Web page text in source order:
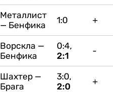
Металлист
— Бенфика
1:0 +
Ворскла —
Бенфика
0:4,
2:1
-
Шахтер —
Брага
3:0,
2:0
+